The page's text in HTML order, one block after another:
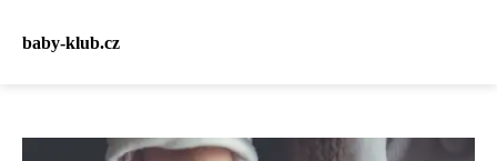
baby-klub.cz